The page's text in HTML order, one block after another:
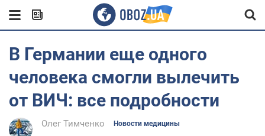
В Германии еще одного
человека смогли вылечить
от ВИЧ: все подробности
Олег Тимченко Новости медицины